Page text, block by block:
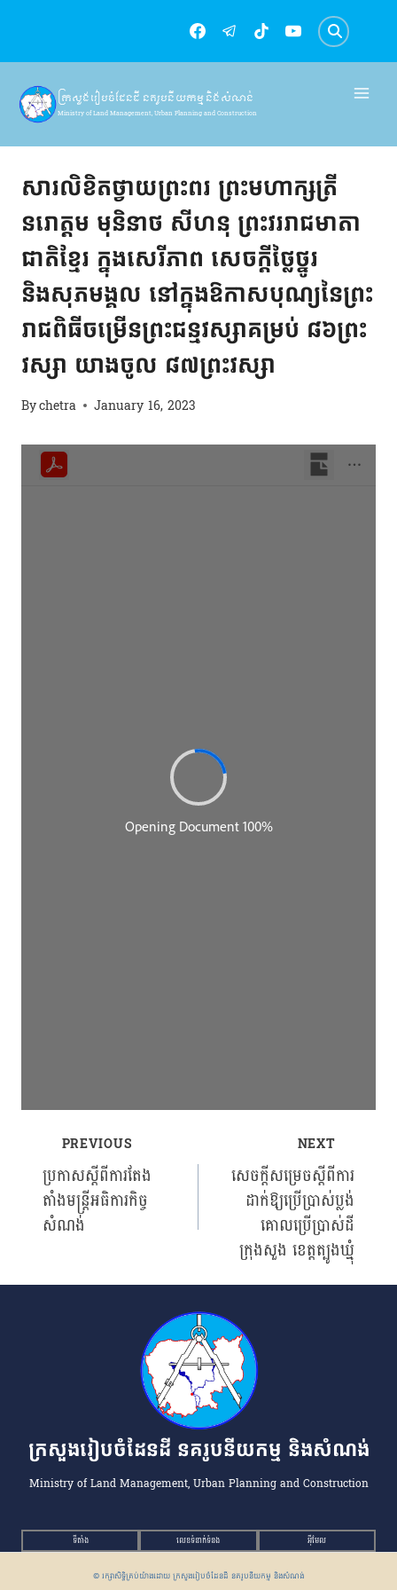
content
ក្រសួងរៀបចំដែនដី នគរូបនីយកម្ម និងសំណង់
Ministry of Land Management, Urban Planning and Construction
សារលិខិតថ្វាយព្រះពរ ព្រះមហាក្សត្រី
នរោត្តម មុនិនាថ សីហនុ ព្រះវររាជមាតា
ជាតិខ្មែរ ក្នុងសេរីភាព សេចក្ដីថ្លៃថ្នូរ
និងសុភមង្គល នៅក្នុងឱកាសបុណ្យនៃព្រះ
រាជពិធីចម្រើនព្រះជន្មវស្សាគម្រប់ ៨៦ព្រះ
វស្សា យាងចូល ៨៧ព្រះវស្សា
Bychetra January 16, 2023
Post
navigation
PREVIOUS
ប្រកាសស្ដីពីការតែង
តាំងមន្រ្តីអធិការកិច្ច
សំណង់
NEXT
សេចក្ដីសម្រេចស្ដីពីការ
ដាក់ឱ្យប្រើប្រាស់ប្លង់
គោលប្រើប្រាស់ដី
ក្រុងសួង ខេត្តត្បូងឃ្មុំ
ក្រសួងរៀបចំដែនដី នគរូបនីយកម្ម និងសំណង់
Ministry of Land Management, Urban Planning and Construction
ទីតាំង លេខទំនាក់ទំនង អ៉ីមែល
© រក្សាសិទ្ធិគ្រប់យ៉ាងដោយ ក្រសួងរៀបចំដែនដី នគរូបនីយកម្ម និងសំណង់